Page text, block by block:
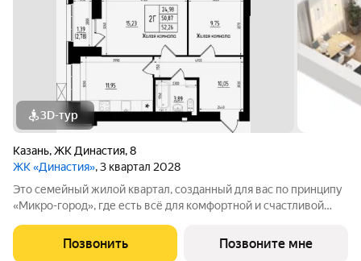
3D-тур
Казань,ЖК Династия,8
ЖК «Династия», 3 квартал 2028
Это семейный жилой квартал, созданный для вас по принципу
«Микро-город», где есть всё для комфортной и счастливой
части города, в 15 минутах от станции метро
"Авиастроительная", с разнообразием
Позвонить Позвоните мне